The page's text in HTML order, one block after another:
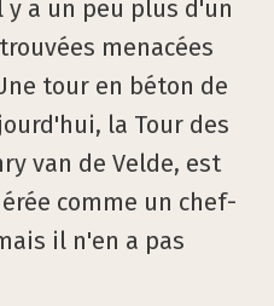
a un peu plus d'un
menacées
tour en béton de
la Tour des
van de Velde, est
comme un chef-
il n'en a pas